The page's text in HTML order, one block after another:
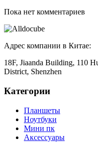
Пока нет комментариев
Адрес компании в Китае:
18F, Jiaanda Building, 110
District, Shenzhen
Категории
Планшеты
Ноутбуки
Мини пк
Аксессуары